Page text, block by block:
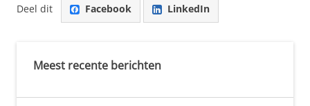
Deel dit Facebook LinkedIn
Meest recente berichten